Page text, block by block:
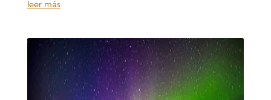
leer más